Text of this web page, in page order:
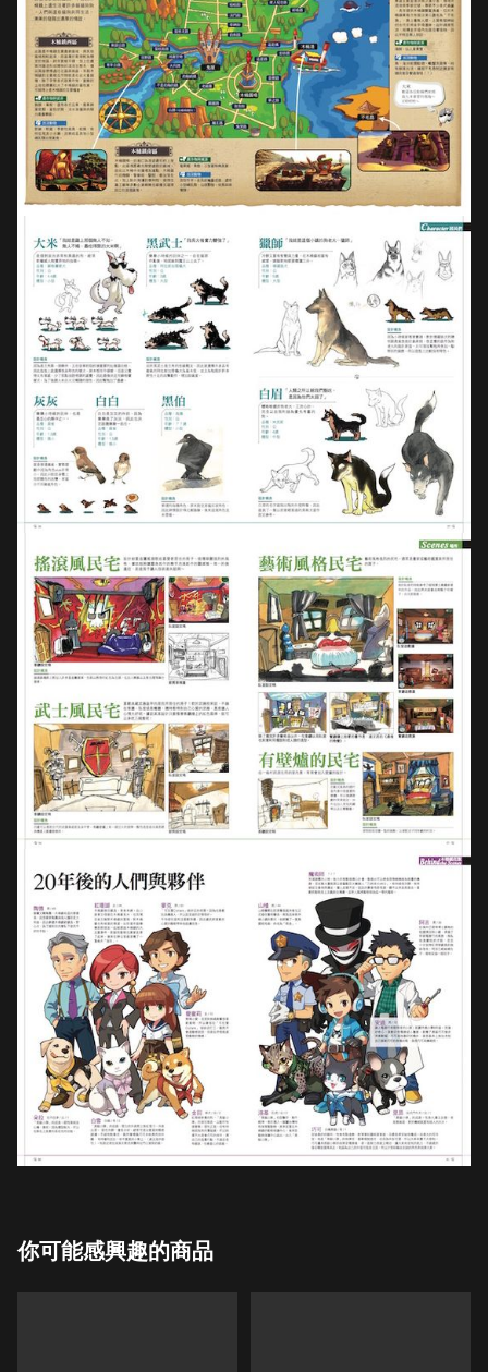
你可能感興趣的商品